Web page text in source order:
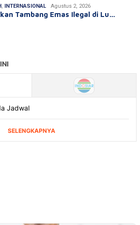
, INTERNASIONAL Agustus 2, 2026
Tambang Emas Ilegal di Lu…